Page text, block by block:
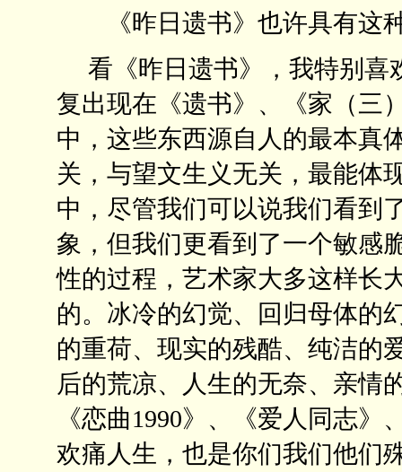
《昨日遗书》也许具有这
看《昨日遗书》，我特别喜
复出现在《遗书》、《家（三
中，这些东西源自人的最本真
关，与望文生义无关，最能体
中，尽管我们可以说我们看到
象，但我们更看到了一个敏感
性的过程，艺术家大多这样长
的。冰冷的幻觉、回归母体的
的重荷、现实的残酷、纯洁的
后的荒凉、人生的无奈、亲
《恋曲1990》、《爱人同志
欢痛人生，也是你们我们他们